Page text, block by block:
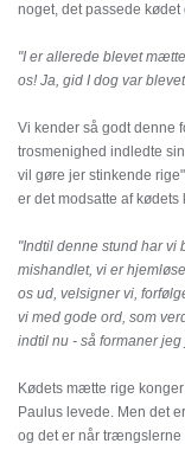
noget, det passede
"I er allerede blevet
os! Ja, gid I dog var
Vi kender så godt denne
trosmenighed indledte
vil gøre jer stinkende
er det modsatte af kødets
"Indtil denne stund har vi
mishandlet, vi er
os ud, velsigner vi,
vi med gode ord, som
indtil nu - så formaner
Kødets mætte rige
Paulus levede. Men det
og det er når trængslerne